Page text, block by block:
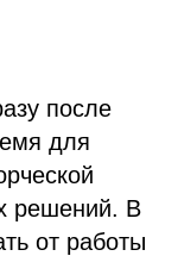
после
для
решений. В
от работы